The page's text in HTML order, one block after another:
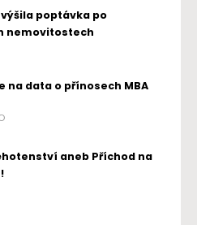
poptávka po
nemovitostech
na data o přínosech MBA
aneb Příchod na